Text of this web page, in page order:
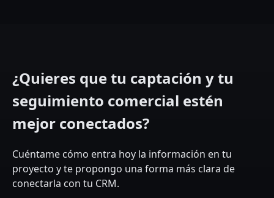
¿Quieres que tu captación y tu
seguimiento comercial estén
mejor conectados?
Cuéntame cómo entra hoy la información en tu
proyecto y te propongo una forma más clara de
conectarla con tu CRM.